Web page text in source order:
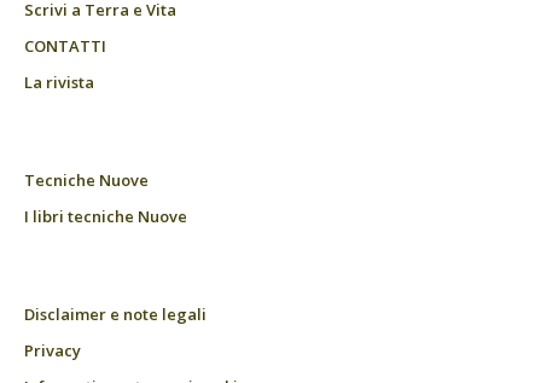
Scrivi a Terra e Vita
CONTATTI
La rivista
Tecniche Nuove
I libri tecniche Nuove
Disclaimer e note legali
Privacy